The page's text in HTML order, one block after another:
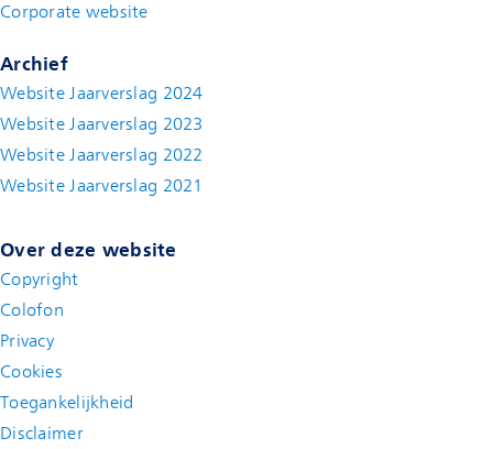
Corporate website
Archief
Website Jaarverslag 2024
Website Jaarverslag 2023
Website Jaarverslag 2022
Website Jaarverslag 2021
Over deze website
Copyright
Colofon
Privacy
Cookies
Toegankelijkheid
Disclaimer(new window)